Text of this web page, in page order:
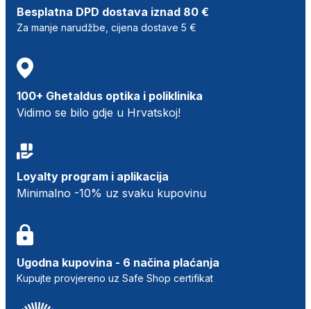
Besplatna DPD dostava iznad 80 €
Za manje narudžbe, cijena dostave 5 €
100+ Ghetaldus optika i poliklinika
Vidimo se bilo gdje u Hrvatskoj!
Loyalty program i aplikacija
Minimalno -10% uz svaku kupovinu
Ugodna kupovina - 6 načina plaćanja
Kupujte provjereno uz Safe Shop certifikat